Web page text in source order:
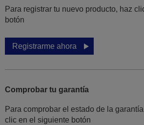
Para registrar tu nuevo producto, haz
botón
Registrarme ahora
Comprobar tu garantía
Para comprobar el estado de la
clic en el siguiente botón